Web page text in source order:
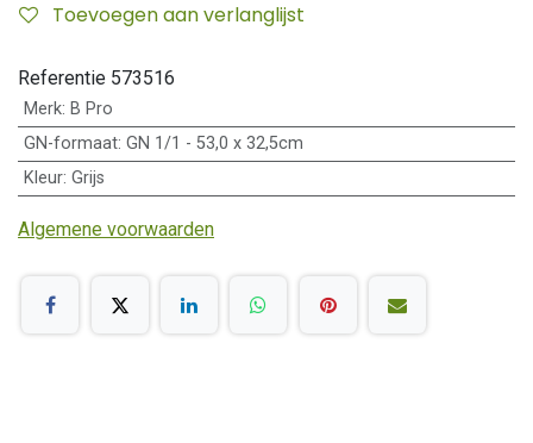
Toevoegen aan verlanglijst
Referentie 573516
Merk: B Pro
GN-formaat: GN 1/1 - 53,0 x 32,5cm
Kleur: Grijs
Algemene voorwaarden